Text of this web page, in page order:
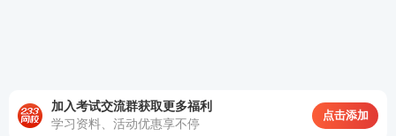
日为您生成听课时长报告，每日学习时间排名，同时
加入考试交流群获取更多福利
学习资料、活动优惠享不停
点击添加